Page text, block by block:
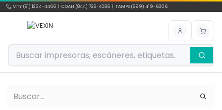
Ir al contenido
MTY (81) 1234-4466 | COAH (844) 728-4086 | TAMPS (899) 419-6306